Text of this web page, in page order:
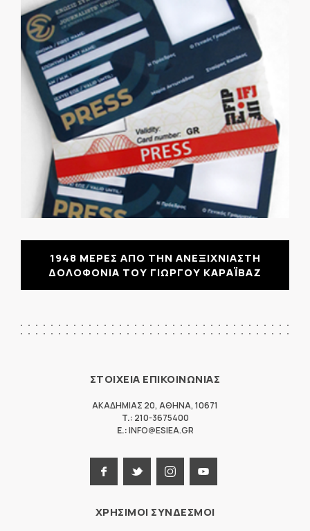
1948 ΜΕΡΕΣ ΑΠΟ ΤΗΝ ΑΝΕΞΙΧΝΙΑΣΤΗ
ΔΟΛΟΦΟΝΙΑ ΤΟΥ ΓΙΩΡΓΟΥ ΚΑΡΑΪΒΑΖ
ΣΤΟΙΧΕΙΑ ΕΠΙΚΟΙΝΩΝΙΑΣ
ΑΚΑΔΗΜΙΑΣ 20, ΑΘΗΝΑ, 10671
T.: 210-3675400
E.:INFO@ESIEA.GR
ΧΡΗΣΙΜΟΙ ΣΥΝΔΕΣΜΟΙ